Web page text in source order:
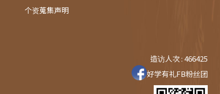
个资蒐集声明
造访人次 : 466425
好学有礼FB粉丝团